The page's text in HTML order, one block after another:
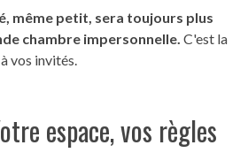
même petit, sera toujours plus
chambre impersonnelle. C'est la
vos invités.
espace, vos règles